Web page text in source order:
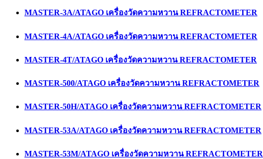
MASTER-3A/ATAGO เครื่องวัดความหวาน REFRACTOMETER
MASTER-4A/ATAGO เครื่องวัดความหวาน REFRACTOMETER
MASTER-4T/ATAGO เครื่องวัดความหวาน REFRACTOMETER
MASTER-500/ATAGO เครื่องวัดความหวาน REFRACTOMETER
MASTER-50H/ATAGO เครื่องวัดความหวาน REFRACTOMETER
MASTER-53A/ATAGO เครื่องวัดความหวาน REFRACTOMETER
MASTER-53M/ATAGO เครื่องวัดความหวาน REFRACTOMETER